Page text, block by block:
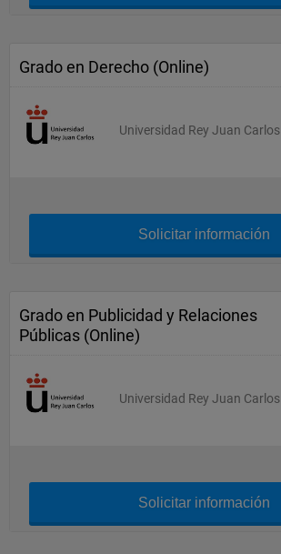
Grado en Derecho (Online)
Universidad Rey Juan Carlos
Solicitar información
Grado en Publicidad y Relaciones
Públicas (Online)
Universidad Rey Juan Carlos
Solicitar información